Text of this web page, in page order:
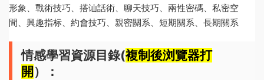
形象、戰術技巧、搭讪話術、聊天技巧、兩性密碼、私密空
間、興趣指标、約會技巧、親密關系、短期關系、長期關系
情感學習資源目錄(複制後浏覽器打
開 ）：